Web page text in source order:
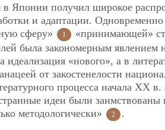
в Японии получил широкое
и адаптации.
сферу»
1
«принимающей»
была закономерным явлением
«нового», а в
от закостенелости
процесса начала ХХ
идеи были заимствованы
методологически»
2 .